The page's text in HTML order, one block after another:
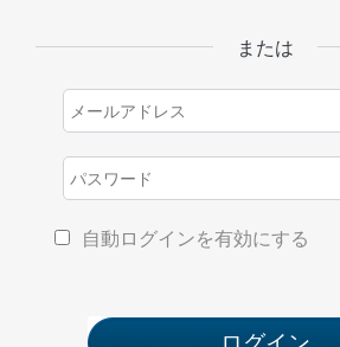
または
自動ログインを有効にする